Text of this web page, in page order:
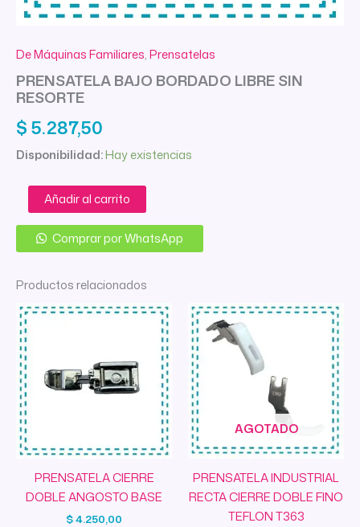
De Máquinas Familiares,Prensatelas
PRENSATELA BAJO BORDADO LIBRE SIN
RESORTE
$5.287,50
Disponibilidad:Hay existencias
PRENSATELA
BAJO
BORDADO
LIBRE
SIN
cantidad
Añadir al carrito
Comprar por WhatsApp
Productos relacionados
PRENSATELA CIERRE
DOBLE ANGOSTO BASE
$4.250,00
AGOTADO
PRENSATELA INDUSTRIAL
RECTA CIERRE DOBLE FINO
TEFLON T363